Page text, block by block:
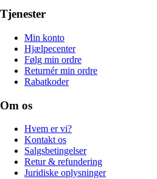
Tjenester
Min konto
Hjælpecenter
Følg min ordre
Returnér min ordre
Rabatkoder
Om os
Hvem er vi?
Kontakt os
Salgsbetingelser
Retur & refundering
Juridiske oplysninger